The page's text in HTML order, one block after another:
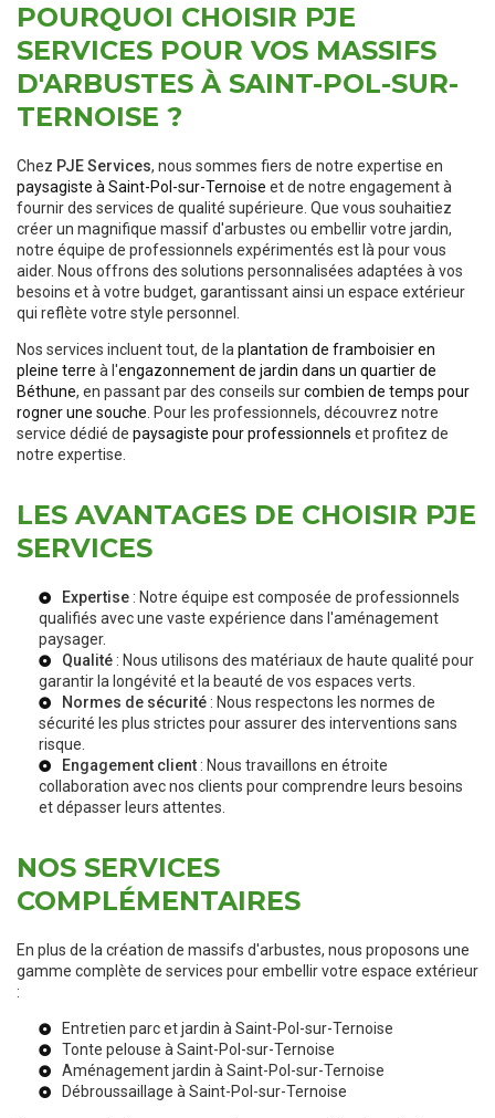
POURQUOI CHOISIR PJE
SERVICES POUR VOS MASSIFS
D'ARBUSTES À SAINT-POL-SUR-
TERNOISE ?
Chez PJE Services, nous sommes fiers de notre expertise en
paysagiste à Saint-Pol-sur-Ternoise et de notre engagement à
fournir des services de qualité supérieure. Que vous souhaitiez
créer un magnifique massif d'arbustes ou embellir votre jardin,
notre équipe de professionnels expérimentés est là pour vous
aider. Nous offrons des solutions personnalisées adaptées à vos
besoins et à votre budget, garantissant ainsi un espace extérieur
qui reflète votre style personnel.
Nos services incluent tout, de la plantation de framboisier en
pleine terre à l'engazonnement de jardin dans un quartier de
Béthune, en passant par des conseils surcombien de temps pour
rogner une souche . Pour les professionnels, découvrez notre
service dédié de paysagiste pour professionnels et profitez de
notre expertise.
LES AVANTAGES DE CHOISIR PJE
SERVICES
Expertise : Notre équipe est composée de professionnels
qualifiés avec une vaste expérience dans l'aménagement
paysager.
Qualité : Nous utilisons des matériaux de haute qualité pour
garantir la longévité et la beauté de vos espaces verts.
Normes de sécurité : Nous respectons les normes de
sécurité les plus strictes pour assurer des interventions sans
risque.
Engagement client : Nous travaillons en étroite
collaboration avec nos clients pour comprendre leurs besoins
et dépasser leurs attentes.
NOS SERVICES
COMPLÉMENTAIRES
En plus de la création de massifs d'arbustes, nous proposons une
gamme complète de services pour embellir votre espace extérieur
:
Entretien parc et jardin à Saint-Pol-sur-Ternoise
Tonte pelouse à Saint-Pol-sur-Ternoise
Aménagement jardin à Saint-Pol-sur-Ternoise
Débroussaillage à Saint-Pol-sur-Ternoise